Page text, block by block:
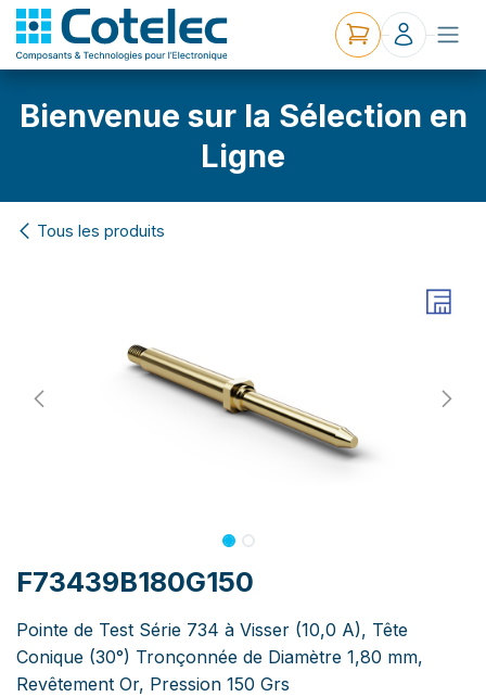
Bienvenue sur la Sélection en
Ligne
Tous les produits
F73439B180G150
Pointe de Test Série 734 à Visser (10,0 A), Tête
Conique (30°) Tronçonnée de Diamètre 1,80 mm,
Revêtement Or, Pression 150 Grs